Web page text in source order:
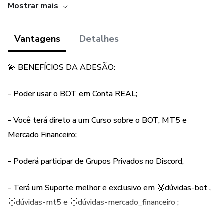
*CURSO (de R$ 1,00) em PDF ao qual será liberado após
Hortmart permite para você ter acesso ao Curso)
QUE ACEITOU OS SEGUINTES TERMOS DE USO:
Mostrar mais
Vantagens Detalhes
💫 BENEFÍCIOS DA ADESÃO:
- Poder usar o BOT em Conta REAL;
- Você terá direto a um Curso sobre o BOT, MT5 e
Mercado Financeiro;
- Poderá participar de Grupos Privados no Discord,
- Terá um Suporte melhor e exclusivo em 🥉dúvidas-bot ,
🥉dúvidas-mt5 e 🥉dúvidas-mercado_financeiro ;